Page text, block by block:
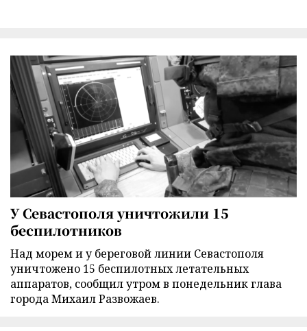
У Севастополя уничтожили 15
беспилотников
Над морем и у береговой линии Севастополя
уничтожено 15 беспилотных летательных
аппаратов, сообщил утром в понедельник глава
города Михаил Развожаев.